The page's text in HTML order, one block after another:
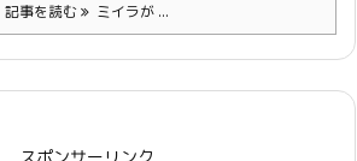
記事を読む ミイラが ...